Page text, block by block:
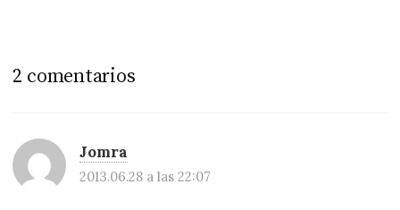
2 comentarios
Jomra
2013.06.28 a las 22:07